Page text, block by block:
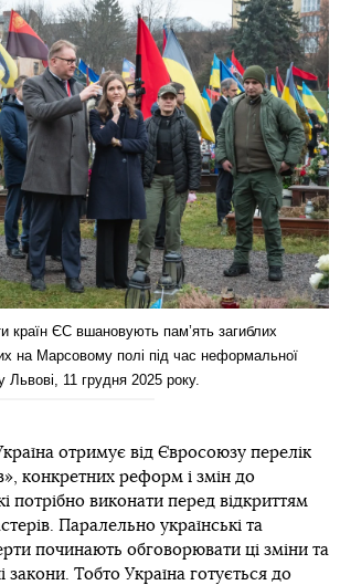
країн ЄС вшановують пам’ять загиблих
на Марсовому полі під час неформальної
Львові, 11 грудня 2025 року.
отримує від Євросоюзу перелік
конкретних реформ і змін до
потрібно виконати перед відкриттям
Паралельно українські та
починають обговорювати ці зміни та
закони. Тобто Україна готується до